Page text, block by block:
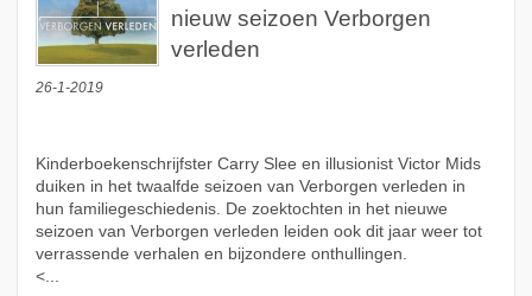
nieuw seizoen Verborgen
verleden
26-1-2019
Kinderboekenschrijfster Carry Slee en illusionist Victor Mids
duiken in het twaalfde seizoen van Verborgen verleden in
hun familiegeschiedenis. De zoektochten in het nieuwe
seizoen van Verborgen verleden leiden ook dit jaar weer tot
verrassende verhalen en bijzondere onthullingen.
<...